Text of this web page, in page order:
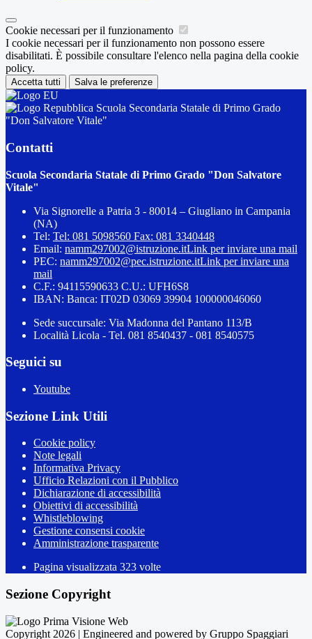
Cookie necessari per il funzionamento
I cookie necessari per il funzionamento non possono essere
disabilitati. È possibile consultare l'elenco nella pagina della cookie
policy.
Accetta tutti Salva le preferenze
Scuola Secondaria Statale di Primo Grado
"Don Salvatore Vitale"
Contatti
Scuola Secondaria Statale di Primo Grado "Don Salvatore
Vitale"
Via Signorelle a Patria 3 - 80014 – Giugliano in Campania
(NA)
Tel: Tel: 081 5098560 Fax: 081 3340448
Email: namm297002@istruzione.itLink per inviare una mail
PEC: namm297002@pec.istruzione.itLink per inviare una
mail
C.F.: 94115590633 C.U.: UFH6S8
IBAN: Banca: IT02D 03069 39904 100000046060
Sede succursale: Via Madonna del Pantano 113/B
Località Licola - Tel. 081 8540437 - 081 8540575
Seguici su
Youtube
Sezione Link Utili
Cookie policy
Note legali
Informativa Privacy
Ufficio Relazioni con il Pubblico
Dichiarazione di accessibilità
Obiettivi di accessibilità
Whistleblowing
Gestione consensi cookie
Amministrazione trasparente
Pagina visualizzata 323 volte
Sezione Copyright
Copyright 2026 | Engineered and powered by Gruppo Spaggiari